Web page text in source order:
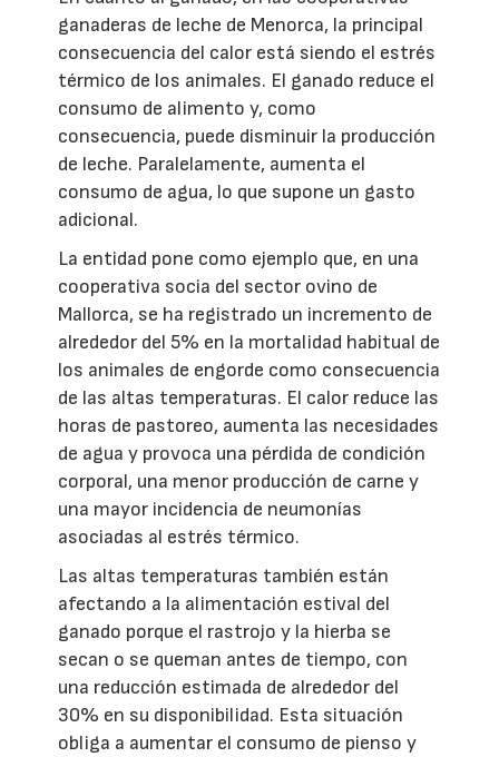
ganaderas de leche de Menorca, la principal
consecuencia del calor está siendo el estrés
térmico de los animales. El ganado reduce el
consumo de alimento y, como
consecuencia, puede disminuir la producción
de leche. Paralelamente, aumenta el
consumo de agua, lo que supone un gasto
adicional.
La entidad pone como ejemplo que, en una
cooperativa socia del sector ovino de
Mallorca, se ha registrado un incremento de
alrededor del 5% en la mortalidad habitual de
los animales de engorde como consecuencia
de las altas temperaturas. El calor reduce las
horas de pastoreo, aumenta las necesidades
de agua y provoca una pérdida de condición
corporal, una menor producción de carne y
una mayor incidencia de neumonías
asociadas al estrés térmico.
Las altas temperaturas también están
afectando a la alimentación estival del
ganado porque el rastrojo y la hierba se
secan o se queman antes de tiempo, con
una reducción estimada de alrededor del
30% en su disponibilidad. Esta situación
obliga a aumentar el consumo de pienso y